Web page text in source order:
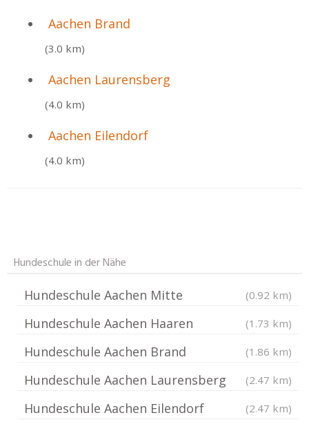
Aachen Brand
(3.0 km)
Aachen Laurensberg
(4.0 km)
Aachen Eilendorf
(4.0 km)
Hundeschule in der Nähe
Hundeschule Aachen Mitte (0.92 km)
Hundeschule Aachen Haaren (1.73 km)
Hundeschule Aachen Brand (1.86 km)
Hundeschule Aachen Laurensberg (2.47 km)
Hundeschule Aachen Eilendorf (2.47 km)